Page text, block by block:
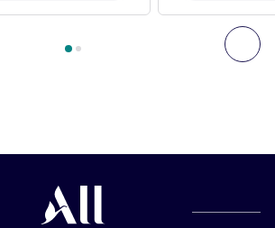
附近的其他酒店 下
我们在附近的其他酒店 1 :, 我们在附近的